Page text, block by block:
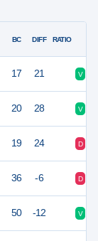
BC DIFF RATIO
17 21 V
20 28 V
19 24 D
36 -6 D
50 -12 V